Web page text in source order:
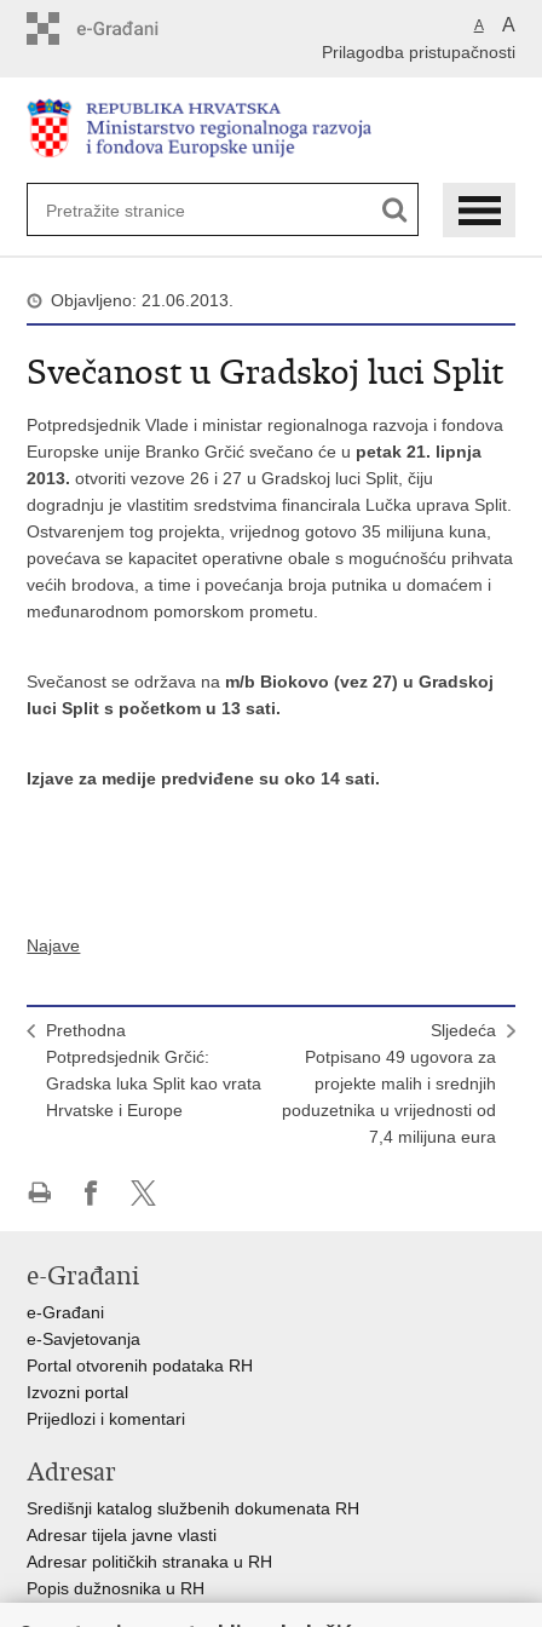
A A
Prilagodba pristupačnosti
Objavljeno: 21.06.2013.
Svečanost u Gradskoj luci Split
Potpredsjednik Vlade i ministar regionalnoga razvoja i fondova
Europske unije Branko Grčić svečano će u petak 21. lipnja
2013. otvoriti vezove 26 i 27 u Gradskoj luci Split, čiju
dogradnju je vlastitim sredstvima financirala Lučka uprava Split.
Ostvarenjem tog projekta, vrijednog gotovo 35 milijuna kuna,
povećava se kapacitet operativne obale s mogućnošću prihvata
većih brodova, a time i povećanja broja putnika u domaćem i
međunarodnom pomorskom prometu.
Svečanost se održava na m/b Biokovo (vez 27) u Gradskoj
luci Split s početkom u 13 sati.
Izjave za medije predviđene su oko 14 sati.
Najave
Prethodna
Potpredsjednik Grčić:
Gradska luka Split kao vrata
Hrvatske i Europe
Sljedeća
Potpisano 49 ugovora za
projekte malih i srednjih
poduzetnika u vrijednosti od
7,4 milijuna eura
Facebooku
X-
e-Građani
e-Građani
e-Savjetovanja
Portal otvorenih podataka RH
Izvozni portal
Prijedlozi i komentari
Adresar
Središnji katalog službenih dokumenata RH
Adresar tijela javne vlasti
Adresar političkih stranaka u RH
Popis dužnosnika u RH